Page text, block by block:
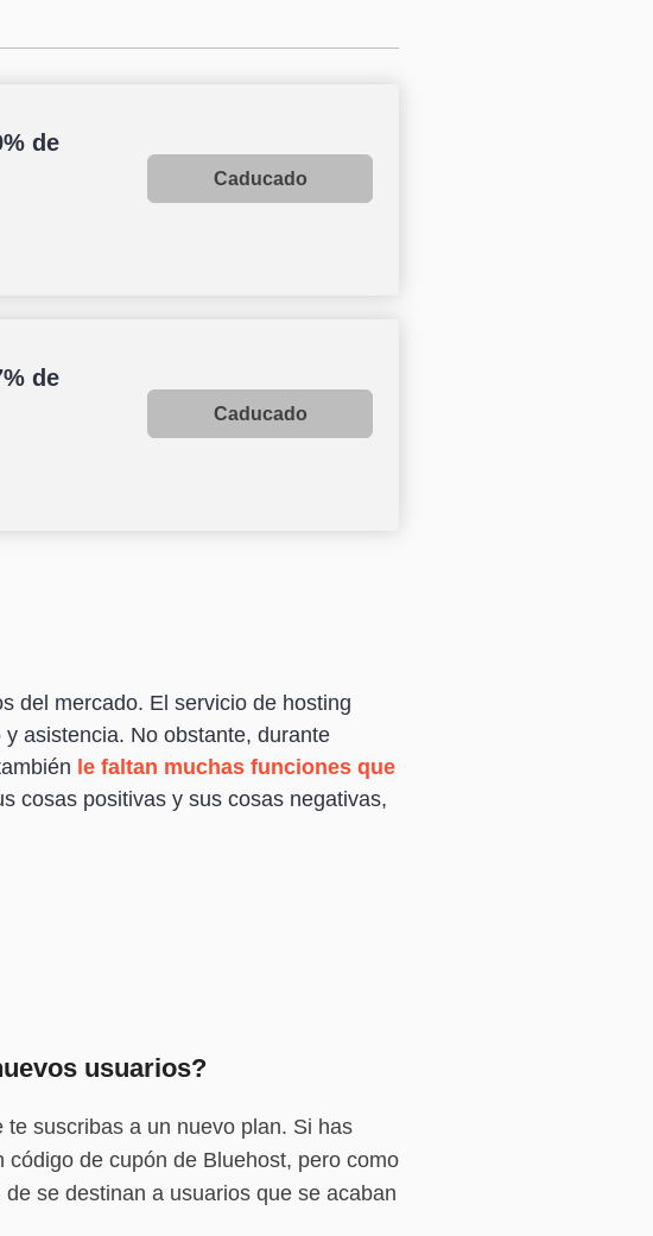
de
Caducado
de
Caducado
del mercado. El servicio de hosting
asistencia. No obstante, durante
le faltan muchas funciones que
cosas positivas y sus cosas negativas,
usuarios?
suscribas a un nuevo plan. Si has
de cupón de Bluehost, pero como
se destinan a usuarios que se acaban